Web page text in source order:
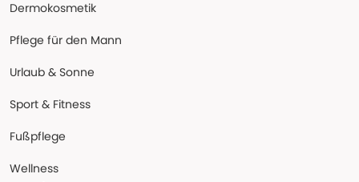
Dermokosmetik
Pflege für den Mann
Urlaub & Sonne
Sport & Fitness
Fußpflege
Wellness